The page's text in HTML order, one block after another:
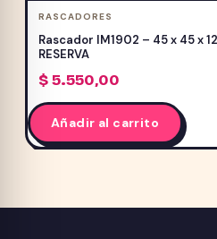
RASCADORES
Rascador IM1902 – 45 x 45 x
RESERVA
$5.550,00
Añadir al carrito